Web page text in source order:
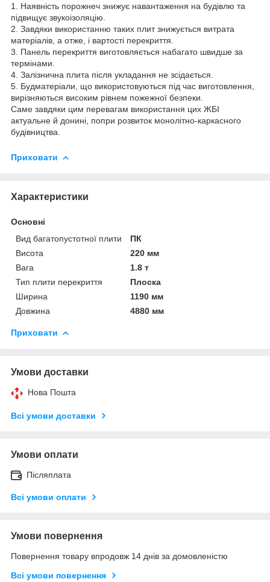
1. Наявність порожнеч знижує навантаження на будівлю та
підвищує звукоізоляцію.
2. Завдяки використанню таких плит знижується витрата
матеріалів, а отже, і вартості перекриття.
3. Панель перекриття виготовляється набагато швидше за
термінами.
4. Залізнична плита після укладання не зсідається.
5. Будматеріали, що використовуються під час виготовлення,
вирізняються високим рівнем пожежної безпеки.
Саме завдяки цим перевагам використання цих ЖБІ
актуальне й донині, попри розвиток монолітно-каркасного
будівництва.
Приховати
Характеристики
Основні
Вид багатопустотної плити
ПК
Висота
220 мм
Вага
1.8 т
Тип плити перекриття
Плоска
Ширина
1190 мм
Довжина
4880 мм
Приховати
Умови доставки
Нова Пошта
Всі умови доставки
Умови оплати
Післяплата
Всі умови оплати
Умови повернення
Повернення товару впродовж 14 днів за домовленістю
Всі умови повернення